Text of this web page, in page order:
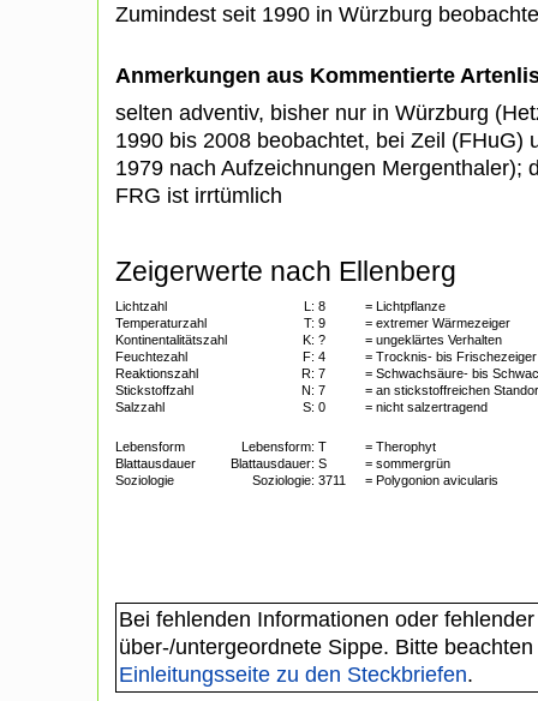
Zumindest seit 1990 in Würzburg
Anmerkungen aus Kommentierte
selten adventiv, bisher nur in Würzburg
1990 bis 2008 beobachtet, bei Zeil (FHuG)
1979 nach Aufzeichnungen Mergenthaler);
FRG ist irrtümlich
Zeigerwerte nach Ellenberg
Lichtzahl L: 8
= Lichtpflanze
Temperaturzahl
T: 9
= extremer Wärmezeiger
Kontinentalitätszahl
K: ?
= ungeklärtes Verhalten
Feuchtezahl
F: 4
= Trocknis- bis Frischezeiger
Reaktionszahl
R: 7
= Schwachsäure- bis
Stickstoffzahl
N: 7
= an stickstoffreichen
Salzzahl
S: 0 = nicht salzertragend
Lebensform Lebensform: T
= Therophyt
Blattausdauer
Blattausdauer: S
= sommergrün
Soziologie
Soziologie: 3711 = Polygonion avicularis
Bei fehlenden Informationen oder
über-/untergeordnete Sippe. Bitte
Einleitungsseite zu den Steckbriefen.